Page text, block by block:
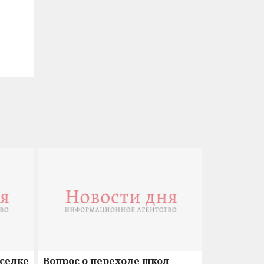
Вопрос о переходе школ